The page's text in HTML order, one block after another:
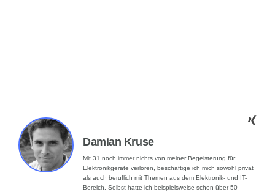
Damian Kruse
Mit 31 noch immer nichts von meiner Begeisterung für
Elektronikgeräte verloren, beschäftige ich mich sowohl privat
als auch beruflich mit Themen aus dem Elektronik- und IT-
Bereich. Selbst hatte ich beispielsweise schon über 50